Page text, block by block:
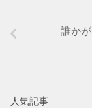
誰か
人気記事